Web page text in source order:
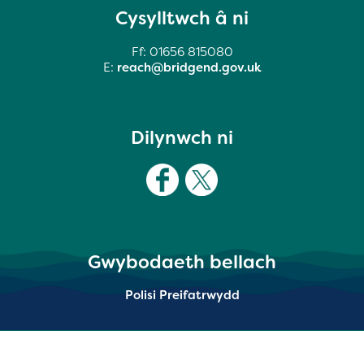
Cysylltwch â ni
Ff: 01656 815080
E: reach@bridgend.gov.uk
Dilynwch ni
Gwybodaeth bellach
Polisi Preifatrwydd